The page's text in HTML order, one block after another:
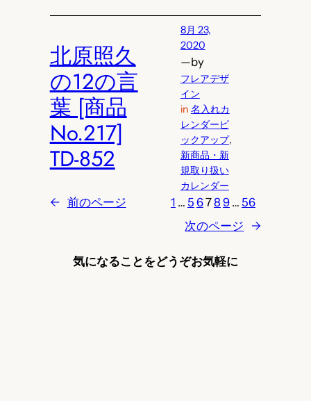
北原照久
の12の言
葉 [商品
No.217]
TD-852
8月 23,
2020
—by
フレアデザ
イン
in 名入れカ
レンダーピ
ックアップ
新商品・新
規取り扱い
カレンダー
← 前のページ 1 … 5 678 9 … 56
次のページ
→
気になることをどうぞお気軽に